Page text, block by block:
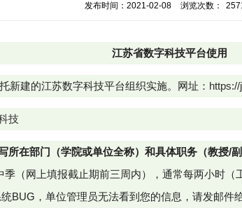
发布时间：2021-02-08 浏览次数：
江苏省数字科技平台使用
新建的江苏数字科技平台组织实施。 网址：
技
所在部门（学院或单位全称）和具体职务（教授/
季（网上填报截止期前三周内），通常每两小时
BUG，单位管理员无法看到您的信息， 请发邮件